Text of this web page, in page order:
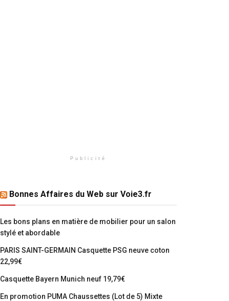
Publicité
Bonnes Affaires du Web sur Voie3.fr
Les bons plans en matière de mobilier pour un salon
stylé et abordable
PARIS SAINT-GERMAIN Casquette PSG neuve coton
22,99€
Casquette Bayern Munich neuf 19,79€
En promotion PUMA Chaussettes (Lot de 5) Mixte